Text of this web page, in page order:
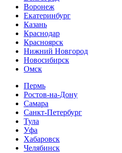
Воронеж
Екатеринбург
Казань
Краснодар
Красноярск
Нижний Новгород
Новосибирск
Омск
Пермь
Ростов-на-Дону
Самара
Санкт-Петербург
Тула
Уфа
Хабаровск
Челябинск